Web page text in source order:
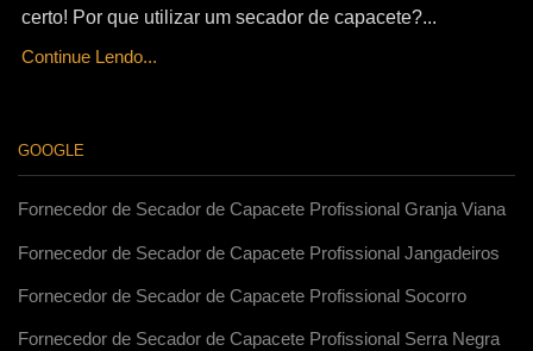
certo! Por que utilizar um secador de capacete?...
Continue Lendo...
GOOGLE
Fornecedor de Secador de Capacete Profissional Granja Viana
Fornecedor de Secador de Capacete Profissional Jangadeiros
Fornecedor de Secador de Capacete Profissional Socorro
Fornecedor de Secador de Capacete Profissional Serra Negra